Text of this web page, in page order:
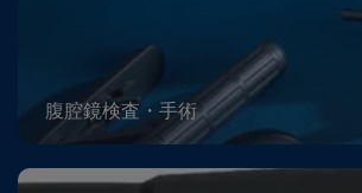
腹腔鏡検査・手術